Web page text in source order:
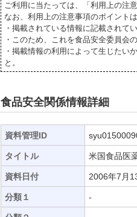
ご利用に当たっては、「利用上の注
なお、利用上の注意事項のポイント
・掲載されている情報に記載されて
・このため、これを食品安全委員会
・掲載情報の利用によって生じたい
と。
食品安全関係情報詳細
資料管理ID
タイトル 米国食品医
資料日付 2006年7月
分類１ -